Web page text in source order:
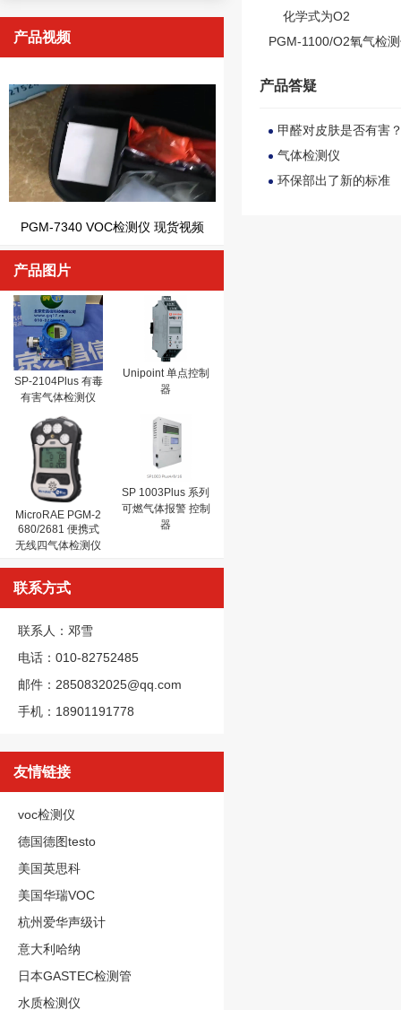
产品视频
PGM-7340 VOC检测仪 现货视频
产品图片
SP-2104Plus 有毒
有害气体检测仪
Unipoint 单点控制
器
MicroRAE PGM-2
680/2681 便携式
无线四气体检测仪
SP 1003Plus 系列
可燃气体报警 控制
器
联系方式
联系人：邓雪
电话：010-82752485
邮件：2850832025@qq.com
手机：18901191778
友情链接
voc检测仪
德国德图testo
美国英思科
美国华瑞VOC
杭州爱华声级计
意大利哈纳
日本GASTEC检测管
水质检测仪
化学式为O2
PGM-1100/O2氧气检
产品答疑
甲醛对皮肤是否有害
气体检测仪
环保部出了新的标准